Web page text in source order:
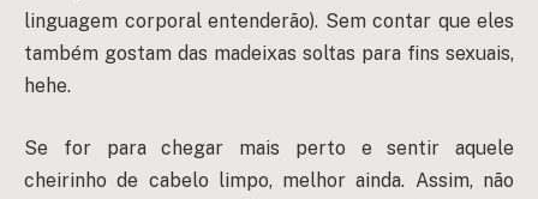
linguagem corporal entenderão). Sem contar que eles
também gostam das madeixas soltas para fins sexuais,
hehe.
Se for para chegar mais perto e sentir aquele
cheirinho de cabelo limpo, melhor ainda. Assim, não